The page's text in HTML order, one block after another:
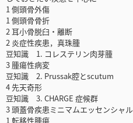
1 側頭骨外傷
1 側頭骨骨折
2 耳小骨脱臼・離断
2 炎症性疾患，真珠腫
豆知識 1. コレステリン肉芽腫
3 腫瘍性病変
豆知識 2. Prussak腔とscutum
4 先天奇形
豆知識 3. CHARGE 症候群
3 頭蓋骨疾患ミニマムエッセンシャル
1 転移性腫瘍